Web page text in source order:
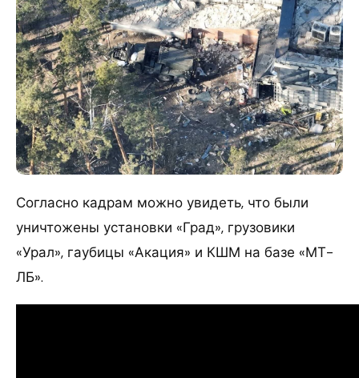
Согласно кадрам можно увидеть, что были
уничтожены установки «Град», грузовики
«Урал», гаубицы «Акация» и КШМ на базе «МТ-
ЛБ».